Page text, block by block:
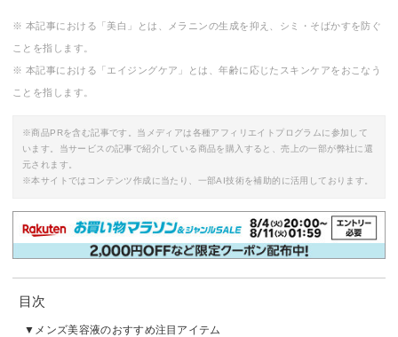
※ 本記事における「美白」とは、メラニンの生成を抑え、シミ・そばかすを防ぐ
ことを指します。
※ 本記事における「エイジングケア」とは、年齢に応じたスキンケアをおこなう
ことを指します。
※商品PRを含む記事です。当メディアは各種アフィリエイトプログラムに参加して
います。当サービスの記事で紹介している商品を購入すると、売上の一部が弊社に還
元されます。
※本サイトではコンテンツ作成に当たり、一部AI技術を補助的に活用しております。
目次
メンズ美容液のおすすめ注目アイテム